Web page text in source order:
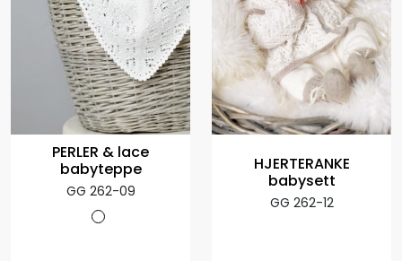
PERLER & lace
babyteppe
GG 262-09
HJERTERANKE
babysett
GG 262-12